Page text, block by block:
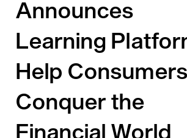
Announces
Learning
Help Consumers
Conquer the
Financial World